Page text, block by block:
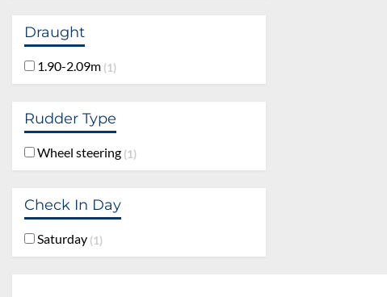
Draught
1.90-2.09m 1
Rudder Type
Wheel steering 1
Check In Day
Saturday 1